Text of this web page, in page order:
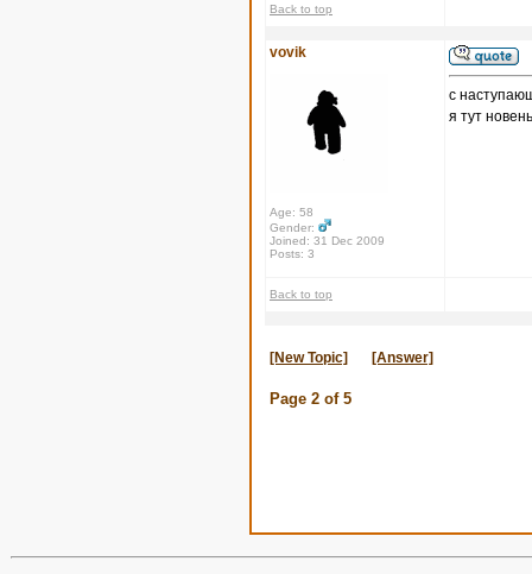
Back to top
vovik
Age: 58
Gender:
Joined: 31 Dec 2009
Posts: 3
с
я тут
Back to top
[New Topic] [Answer]
Page 2 of 5